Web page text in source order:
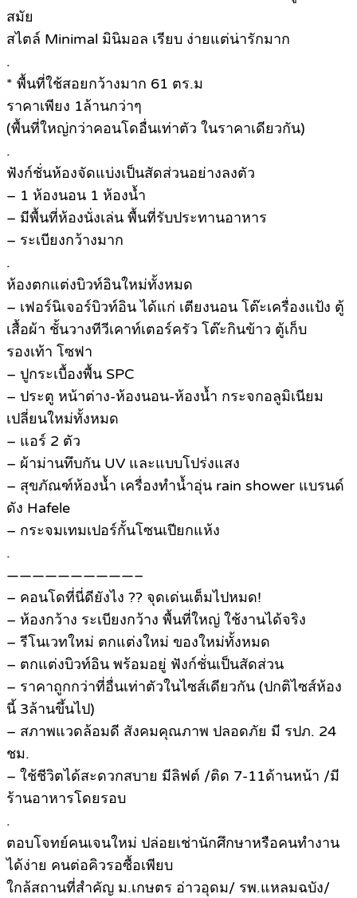
สมัย
สไตล์ Minimal มินิมอล เรียบ ง่ายแต่น่ารักมาก
.
* พื้นที่ใช้สอยกว้างมาก 61 ตร.ม
ราคาเพียง 1ล้านกว่าๆ
(พื้นที่ใหญ่กว่าคอนโดอื่นเท่าตัว ในราคาเดียวกัน)
.
ฟังก์ชั่นห้องจัดแบ่งเป็นสัดส่วนอย่างลงตัว
– 1 ห้องนอน 1 ห้องน้ำ
– มีพื้นที่ห้องนั่งเล่น พื้นที่รับประทานอาหาร
– ระเบียงกว้างมาก
.
ห้องตกแต่งบิวท์อินใหม่ทั้งหมด
– เฟอร์นิเจอร์บิวท์อิน ได้แก่ เตียงนอน โต๊ะเครื่องแป้ง ตู้
เสื้อผ้า ชั้นวางทีวีเคาท์เตอร์ครัว โต๊ะกินข้าว ตู้เก็บ
รองเท้า โซฟา
– ปูกระเบื้องพื้น SPC
– ประตู หน้าต่าง-ห้องนอน-ห้องน้ำ กระจกอลูมิเนียม
เปลี่ยนใหม่ทั้งหมด
– แอร์ 2 ตัว
– ผ้าม่านทึบกัน UV และแบบโปร่งแสง
– สุขภัณฑ์ห้องน้ำ เครื่องทำน้ำอุ่น rain shower แบรนด์
ดัง Hafele
– กระจมเทมเปอร์กั้นโซนเปียกแห้ง
.
——————————–
– คอนโดที่นี่ดียังไง ?? จุดเด่นเต็มไปหมด!
– ห้องกว้าง ระเบียงกว้าง พื้นที่ใหญ่ ใช้งานได้จริง
– รีโนเวทใหม่ ตกแต่งใหม่ ของใหม่ทั้งหมด
– ตกแต่งบิวท์อิน พร้อมอยู่ ฟังก์ชั่นเป็นสัดส่วน
– ราคาถูกกว่าที่อื่นเท่าตัวในไซส์เดียวกัน (ปกติไซส์ห้อง
นี้ 3ล้านขึ้นไป)
– สภาพแวดล้อมดี สังคมคุณภาพ ปลอดภัย มี รปภ. 24
ชม.
– ใช้ชีวิตได้สะดวกสบาย มีลิฟต์ /ติด 7-11ด้านหน้า /มี
ร้านอาหารโดยรอบ
.
ตอบโจทย์คนเจนใหม่ ปล่อยเช่านักศึกษาหรือคนทำงาน
ได้ง่าย คนต่อคิวรอซื้อเพียบ
ใกล้สถานที่สำคัญ ม.เกษตร อ่าวอุดม/ รพ.แหลมฉบัง/